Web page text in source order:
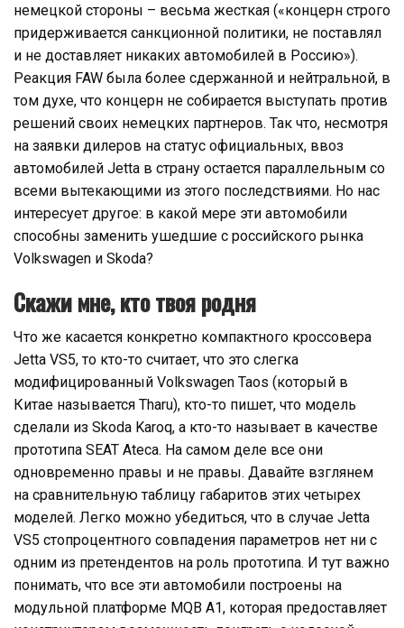
немецкой стороны – весьма жесткая («концерн строго
придерживается санкционной политики, не поставлял
и не доставляет никаких автомобилей в Россию»).
Реакция FAW была более сдержанной и нейтральной, в
том духе, что концерн не собирается выступать против
решений своих немецких партнеров. Так что, несмотря
на заявки дилеров на статус официальных, ввоз
автомобилей Jetta в страну остается параллельным со
всеми вытекающими из этого последствиями. Но нас
интересует другое: в какой мере эти автомобили
способны заменить ушедшие с российского рынка
Volkswagen и Skoda?
Скажи мне, кто твоя родня
Что же касается конкретно компактного кроссовера
Jetta VS5, то кто-то считает, что это слегка
модифицированный Volkswagen Taos (который в
Китае называется Tharu), кто-то пишет, что модель
сделали из Skoda Karoq, а кто-то называет в качестве
прототипа SEAT Ateca. На самом деле все они
одновременно правы и не правы. Давайте взглянем
на сравнительную таблицу габаритов этих четырех
моделей. Легко можно убедиться, что в случае Jetta
VS5 стопроцентного совпадения параметров нет ни с
одним из претендентов на роль прототипа. И тут важно
понимать, что все эти автомобили построены на
модульной платформе MQB A1, которая предоставляет